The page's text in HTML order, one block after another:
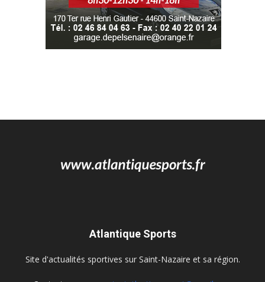
Atlantique Sports
Site d'actualités sportives sur Saint-Nazaire et sa région.